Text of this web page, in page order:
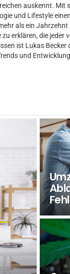
auskennt. Mit
und Lifestyle
als ein Jahrzehnt
erklären, die jeder
ist Lukas Becker
und